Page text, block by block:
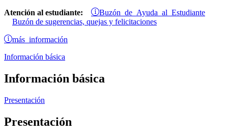
Atención al estudiante: Buzón de Ayuda al Estudiante
Buzón de sugerencias, quejas y felicitaciones
más información
Información básica
Información básica
Presentación
Presentación